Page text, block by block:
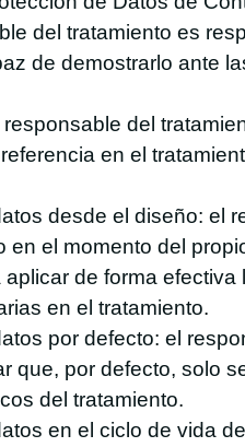
del tratamiento es
de demostrarlo ante
del
en el
desde el diseño: el
en el momento del
de forma
en el tratamiento.
por defecto: el
que, por defecto, solo
del tratamiento.
en el ciclo de vida